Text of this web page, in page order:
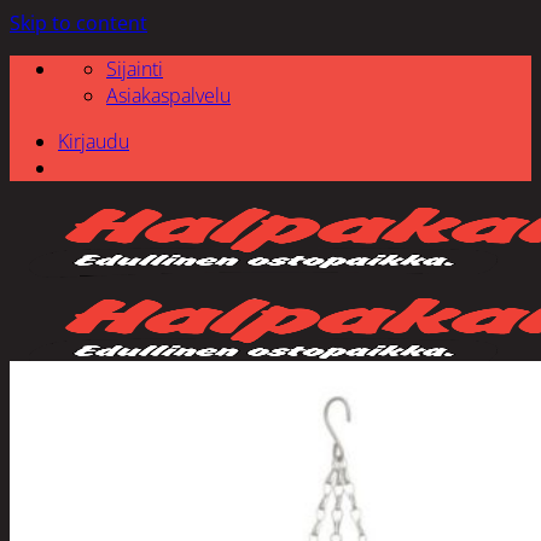
Skip to content
Sijainti
Asiakaspalvelu
Kirjaudu